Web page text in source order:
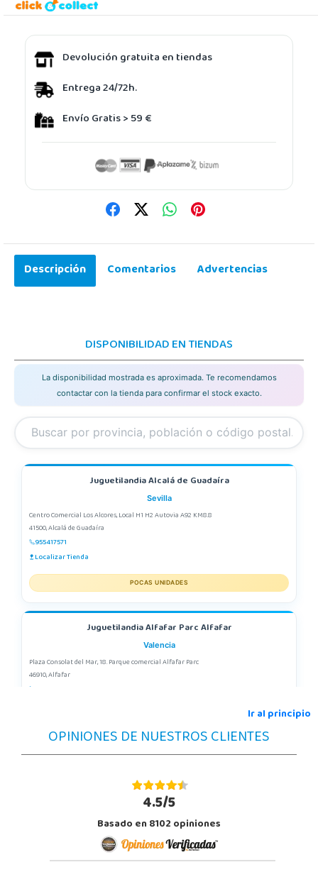
Devolución gratuita en tiendas
Entrega 24/72h.
Envío Gratis > 59 €
Descripción Comentarios Advertencias
DISPONIBILIDAD EN TIENDAS
La disponibilidad mostrada es aproximada. Te recomendamos
contactar con la tienda para confirmar el stock exacto.
Juguetilandia Alcalá de Guadaíra
Sevilla
Centro Comercial Los Alcores, Local H1 H2 Autovia A92 KM8.8
41500, Alcalá de Guadaíra
955417571
Localizar Tienda
POCAS UNIDADES
Juguetilandia Alfafar Parc Alfafar
Valencia
Plaza Consolat del Mar, 18. Parque comercial Alfafar Parc
46910, Alfafar
Juguetilandia Armilla
Granada
Carretera Armilla 29, Urb. Porcegram, 2
Ir al principio
OPINIONES DE NUESTROS CLIENTES
4.5/5
Basado en 8102 opiniones